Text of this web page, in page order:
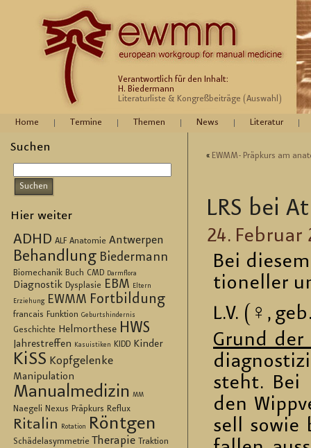
Verantwortlich für den Inhalt:
H. Biedermann
Literaturliste & Kongreßbeiträge (Auswahl)
Home Termine Themen News Literatur
Suchen
Hier weiter
ADHD ALF Anatomie Antwerpen
Behandlung Biedermann
Biomechanik Buch CMD Darmflora
Diagnostik Dysplasie EBM Eltern
Erziehung EWMM Fortbildung
francais Funktion Geburtshindernis
Geschichte Helmorthese HWS
Jahrestreffen Kasuistiken KIDD Kinder
KiSS Kopfgelenke
Manipulation
Manualmedizin MM
Naegeli Nexus Präpkurs Reflux
Ritalin Rotation Röntgen
Schädelasymmetrie Therapie Traktion
« EWMM- Präp­kurs am
LRS bei
24. Fe­bru­ar
Bei
tio­nel­ler
L.V. (♀,
Grund der
steht. Bei
den
sell sowie